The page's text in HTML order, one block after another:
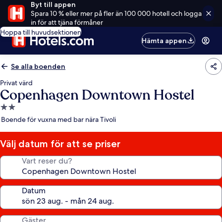
Byt till appen
Spara 10 % eller mer på fler än 100 000 hotell och logga
in för att tjäna förmåner
Hoppa till huvudsektionen
Hämta appen
Se alla boenden
Privat värd
Copenhagen Downtown Hostel
2.0-
stjärnigt
Boende för vuxna med bar nära Tivoli
Välj datum för att se priser
Vart reser du?
Datum